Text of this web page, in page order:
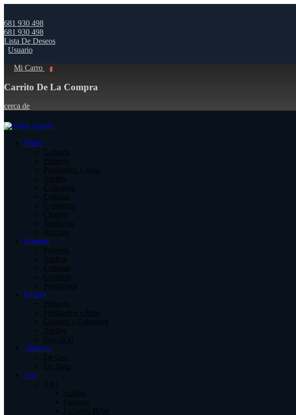
681 930 498
681 930 498
Lista De Deseos
Usuario
Mi Carro 0
Carrito De La Compra
cerca de
Mujer
Collares
Pulseras
Pendientes y Aros
Anillos
Colgantes
Cadenas
Conjuntos
Charms
Tobilleras
Broches
Hombre
Pulseras
Anillos
Cadenas
Gemelos
Pendientes
Infantil
Pulseras
Pendientes y Aros
Collares y Colgantes
Anillos
Oro 18 kt
Alianzas
De Oro
De Plata
Oro
9 Kt
Anillos
Pulseras
Esclavas Bebé